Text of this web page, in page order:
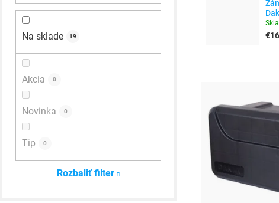
Na sklade 19
Akcia 0
Novinka 0
Tip 0
Rozbaliť filter
ý
p